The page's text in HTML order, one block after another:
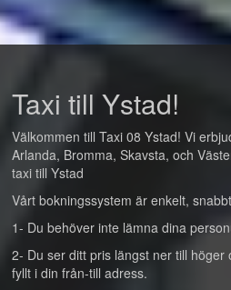
Taxi till Ystad!
Välkommen till Taxi 08 Ystad! Vi
Arlanda, Bromma, Skavsta, och
taxi till Ystad
Vårt bokningssystem är enkelt,
1- Du behöver inte lämna dina
2- Du ser ditt pris längst ner till höger
fyllt i din från-till adress.